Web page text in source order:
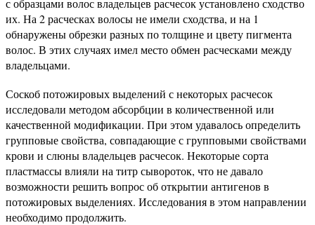
с образцами волос владельцев расчесок установлено сходство
их. На 2 расческах волосы не имели сходства, и на 1
обнаружены обрезки разных по толщине и цвету пигмента
волос. В этих случаях имел место обмен расческами между
владельцами.
Соскоб потожировых выделений с некоторых расчесок
исследовали методом абсорбции в количественной или
качественной модификации. При этом удавалось определить
групповые свойства, совпадающие с групповыми свойствами
крови и слюны владельцев расчесок. Некоторые сорта
пластмассы влияли на титр сывороток, что не давало
возможности решить вопрос об открытии антигенов в
потожировых выделениях. Исследования в этом направлении
необходимо продолжить.